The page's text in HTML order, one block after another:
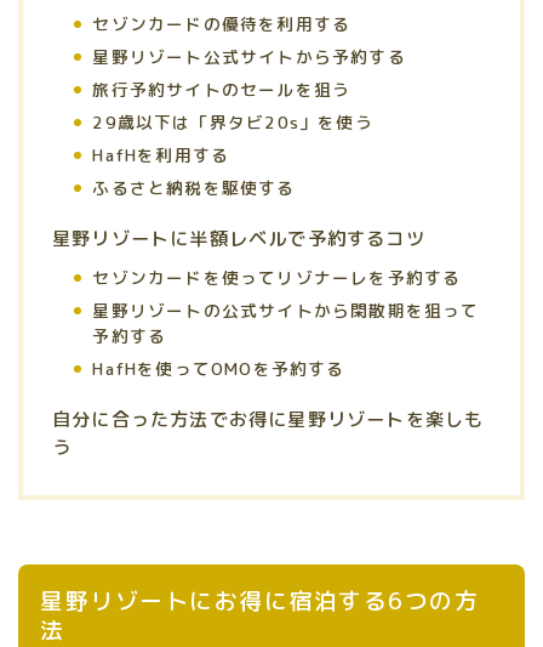
セゾンカードの優待を利用する
星野リゾート公式サイトから予約する
旅行予約サイトのセールを狙う
29歳以下は「界タビ20s」を使う
HafHを利用する
ふるさと納税を駆使する
星野リゾートに半額レベルで予約するコツ
セゾンカードを使ってリゾナーレを予約する
星野リゾートの公式サイトから閑散期を狙って
予約する
HafHを使ってOMOを予約する
自分に合った方法でお得に星野リゾートを楽しも
う
星野リゾートにお得に宿泊する6つの方
法